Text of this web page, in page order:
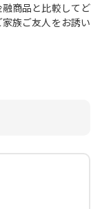
商品と比較してど
族ご友人をお誘い